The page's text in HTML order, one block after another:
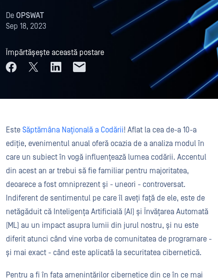
De OPSWAT
Sep 18, 2023
Împărtășește această postare
Este Săptămâna Națională a Codării! Aflat la cea de-a 10-a
ediție, evenimentul anual oferă ocazia de a analiza modul în
care un subiect în vogă influențează lumea codării. Accentul
din acest an ar trebui să fie familiar pentru majoritatea,
deoarece a fost omniprezent și - uneori - controversat.
Indiferent de sentimentul pe care îl aveți față de ele, este de
netăgăduit că Inteligența Artificială (AI) și Învățarea Automată
(ML) au un impact asupra lumii din jurul nostru, și nu este
diferit atunci când vine vorba de comunitatea de programare -
și mai exact - când este aplicată la securitatea cibernetică.
Pentru a fi în fața amenințărilor cibernetice din ce în ce mai